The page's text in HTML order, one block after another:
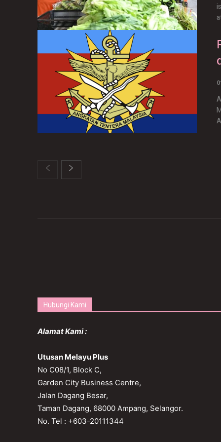
Hubungi Kami
Alamat Kami :
Utusan Melayu Plus
No C08/1, Block C,
Garden City Business Centre,
Jalan Dagang Besar,
Taman Dagang, 68000 Ampang, Selangor.
No. Tel : +603-20111344